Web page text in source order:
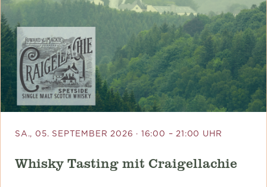
SA., 05. SEPTEMBER 2026 · 16:00 – 21:00 UHR
Whisky Tasting mit Craigellachie